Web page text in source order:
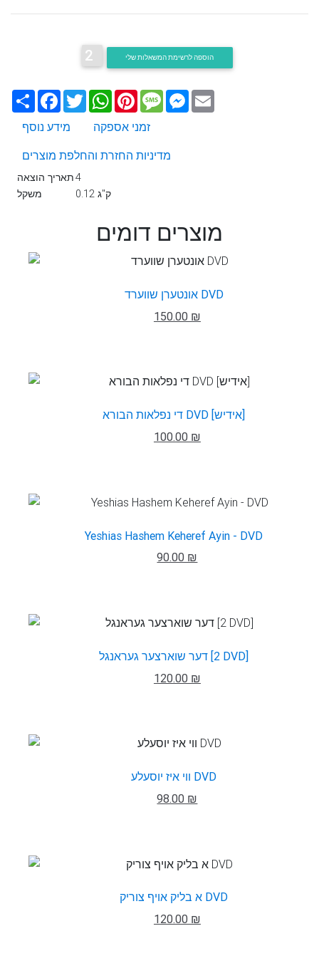
2 הוספה לרשימת המשאלות שלי
שתף Facebook
TwitterWhatsApp
PinterestMessageMessenger
מידע נוסף
זמני אספקה
מדיניות החזרת והחלפת מוצרים
תאריך הוצאה4
משקל
0.12 ק"ג
מוצרים דומים
אונטערן שווערד DVD
150.00 ₪
די נפלאות הבורא DVD [אידיש]
100.00 ₪
Yeshias Hashem Keheref Ayin - DVD
90.00 ₪
דער שוארצער געראנגל [2 DVD]
120.00 ₪
ווי איז יוסעלע DVD
98.00 ₪
א בליק אויף צוריק DVD
120.00 ₪